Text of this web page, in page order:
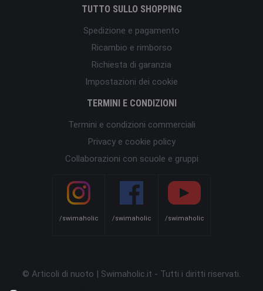
TUTTO SULLO SHOPPING
Spedizione e pagamento
Ricambio e rimborso
Richiesta di garanzia
Impostazioni dei cookie
TERMINI E CONDIZIONI
Termini e condizioni commerciali
Privacy e cookie policy
Collaborazioni con scuole e gruppi
/swimaholic /swimaholic /swimaholic
© Articoli di nuoto | Swimaholic.it - Tutti i diritti riservati.